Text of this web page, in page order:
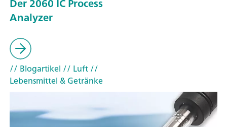
Analyzer
// Blogartikel // Luft//
Lebensmittel & Getränke